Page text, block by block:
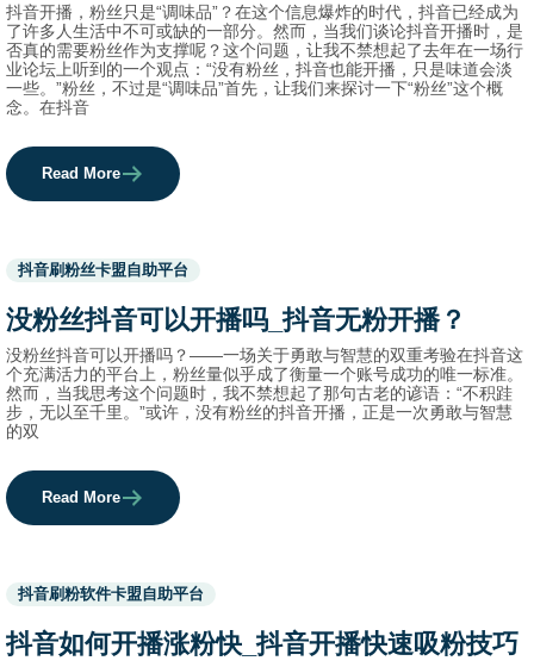
抖音开播，粉丝只是“调味品”？在这个信息爆炸的时代，抖音已经成为
了许多人生活中不可或缺的一部分。然而，当我们谈论抖音开播时，是
否真的需要粉丝作为支撑呢？这个问题，让我不禁想起了去年在一场行
业论坛上听到的一个观点：“没有粉丝，抖音也能开播，只是味道会淡
一些。”粉丝，不过是“调味品”首先，让我们来探讨一下“粉丝”这个概
念。在抖音
Read More
Used
before
names.
抖音刷粉丝卡盟自助平台
没粉丝抖音可以开播吗_抖音无粉开播？
没粉丝抖音可以开播吗？——一场关于勇敢与智慧的双重考验在抖音这
个充满活力的平台上，粉丝量似乎成了衡量一个账号成功的唯一标准。
然而，当我思考这个问题时，我不禁想起了那句古老的谚语：“不积跬
步，无以至千里。”或许，没有粉丝的抖音开播，正是一次勇敢与智慧
的双
Read More
Used
before
category
names.
抖音刷粉软件卡盟自助平台
抖音如何开播涨粉快_抖音开播快速吸粉技巧